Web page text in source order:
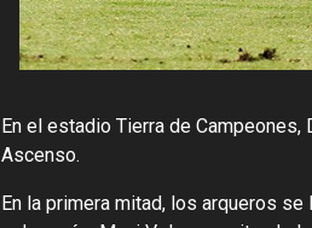
En el estadio Tierra de
Ascenso.
En la primera mitad, los arqueros